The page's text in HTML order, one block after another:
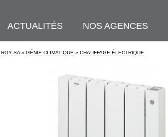
ACTUALITÉS NOS AGENCES
ROY SA » GÉNIE CLIMATIQUE » CHAUFFAGE ÉLECTRIQUE